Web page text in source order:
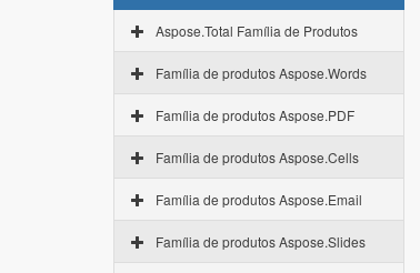
Aspose.Total Família de Produtos
Família de produtos Aspose.Words
Família de produtos Aspose.PDF
Família de produtos Aspose.Cells
Família de produtos Aspose.Email
Família de produtos Aspose.Slides